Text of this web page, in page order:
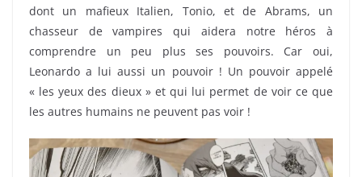
dont un mafieux Italien, Tonio, et de Abrams, un
chasseur de vampires qui aidera notre héros à
comprendre un peu plus ses pouvoirs. Car oui,
Leonardo a lui aussi un pouvoir ! Un pouvoir appelé
« les yeux des dieux » et qui lui permet de voir ce que
les autres humains ne peuvent pas voir !